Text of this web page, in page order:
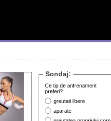
Sondaj:
Ce tip de antrenament
preferi?
greutati libere
aparate